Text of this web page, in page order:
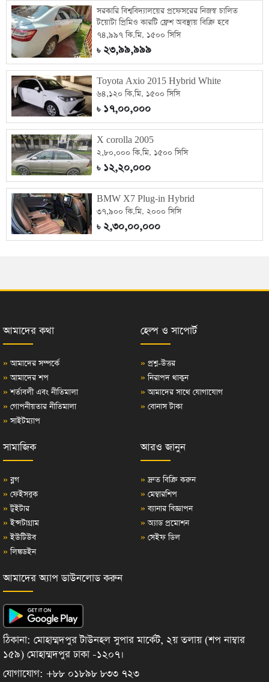
সরকারি বিশ্ববিদ্যালয়ের প্রফেসরের নিজস্ব চালিত
টয়োটা প্রিমিও কারটি ফ্রেশ অবস্থায় বিক্রি হবে
৭৪,৯৯৭ কি.মি. ১৫০০ সিসি
৳২৩,৯৯,৯৯৯
Toyota Axio 2015 Hybrid White
৬৪,১২০ কি.মি. ১৫০০ সিসি
৳১৭,০০,০০০
X corolla 2005
২,৮০,০০০ কি.মি. ১৫০০ সিসি
৳১২,২০,০০০
BMW X7 Plug-in Hybrid
৩৭,৯০০ কি.মি. ২০০০ সিসি
৳২,৩০,০০,০০০
আমাদের কথা
» আমাদের সম্পর্কে
» আমাদের শপ
» শর্তাবলী এবং নীতিমালা
» গোপনীয়তার নীতিমালা
» সাইটম্যাপ
হেল্প ও সাপোর্ট
» প্রশ্ন-উত্তর
» নিরাপদ থাকুন
» আমাদের সাথে যোগাযোগ
» বোনাস টাকা
সামাজিক
» ব্লগ
» ফেইসবুক
» টুইটার
» ইন্সটাগ্রাম
» ইউটিউব
» লিঙ্কডইন
আরও জানুন
» দ্রুত বিক্রি করুন
» মেম্বারশিপ
» ব্যানার বিজ্ঞাপন
» অ্যাড প্রমোশন
» সেইফ ডিল
আমাদের অ্যাপ ডাউনলোড করুন
ঠিকানা: মোহাম্মদপুর টাউনহল সুপার মার্কেট, ২য় তলায় (শপ নাম্বার
১৫৯) মোহাম্মদপুর ঢাকা -১২০৭।
যোগাযোগ: +৮৮ ০১৮৯৮ ৮৩৩ ৭২৩